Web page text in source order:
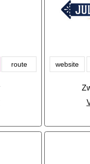
route website